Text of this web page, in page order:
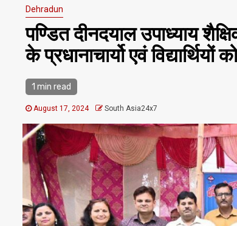
Dehradun
पण्डित दीनदयाल उपाध्याय
के प्रधानाचार्यो एवं
1 min read
August 17, 2024 South Asia24x7